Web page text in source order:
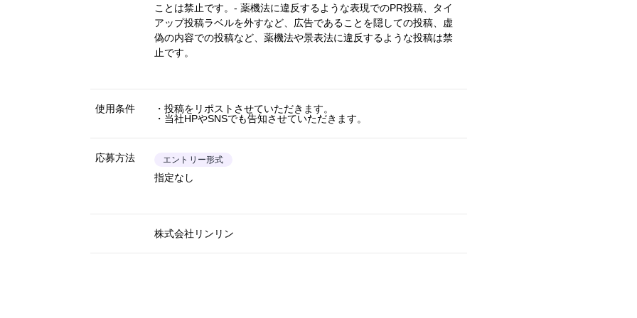
ことは禁止です。- 薬機法に違反するような表現でのPR投稿、タイ
アップ投稿ラベルを外すなど、広告であることを隠しての投稿、虚
偽の内容での投稿など、薬機法や景表法に違反するような投稿は禁
止です。
使用条件
・投稿をリポストさせていただきます。
・当社HPやSNSでも告知させていただきます。
応募方法 エントリー形式
指定なし
株式会社リンリン